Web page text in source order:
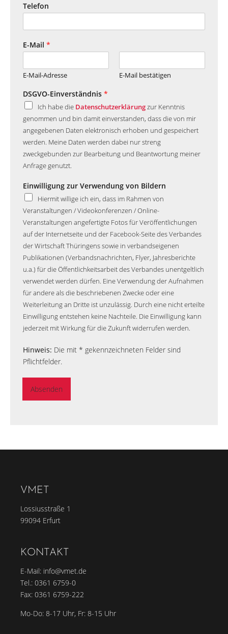
Telefon
E-Mail *
E-Mail-Adresse E-Mail bestätigen
DSGVO-Einverständnis *
Ich habe die Datenschutzerklärungzur Kenntnis
genommen und bin damit einverstanden, dass die von mir
angegebenen Daten elektronisch erhoben und gespeichert
werden. Meine Daten werden dabei nur streng
zweckgebunden zur Bearbeitung und Beantwortung meiner
Anfrage genutzt.
Einwilligung zur Verwendung von Bildern
Hiermit willige ich ein, dass im Rahmen von
Veranstaltungen / Videokonferenzen / Online-
Veranstaltungen angefertigte Fotos für Veröffentlichungen
auf der Internetseite und der Facebook-Seite des Verbandes
der Wirtschaft Thüringens sowie in verbandseigenen
Publikationen (Verbandsnachrichten, Flyer, Jahresberichte
u.a.) für die Öffentlichkeitsarbeit des Verbandes unentgeltlich
verwendet werden dürfen. Eine Verwendung der Aufnahmen
für andere als die beschriebenen Zwecke oder eine
Weiterleitung an Dritte ist unzulässig. Durch eine nicht erteilte
Einwilligung entstehen keine Nachteile. Die Einwilligung kann
jederzeit mit Wirkung für die Zukunft widerrufen werden.
Hinweis: Die mit * gekennzeichneten Felder sind
Pflichtfelder.
Absenden
VMET
Lossiusstraße 1
99094 Erfurt
KONTAKT
E-Mail: info@vmet.de
Tel.: 0361 6759-0
Fax: 0361 6759-222
Mo-Do: 8-17 Uhr, Fr: 8-15 Uhr